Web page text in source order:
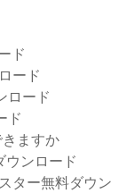
ド
ード
ロード
ド
ますか
ウンロード
ター無料ダウン